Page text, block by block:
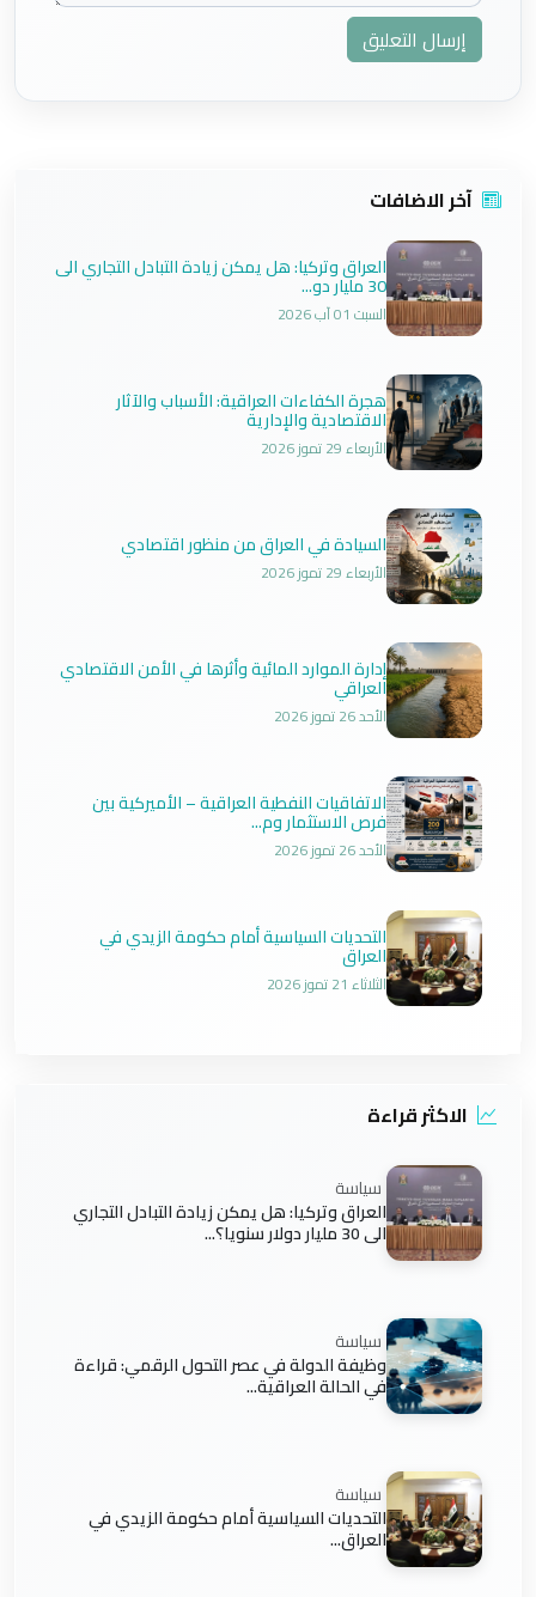
إرسال التعليق
آخر الاضافات
العراق وتركيا: هل يمكن زيادة التبادل التجاري الى
30 مليار دو...
السبت 01 آب 2026
هجرة الكفاءات العراقية: الأسباب والآثار
الاقتصادية والإدارية
الأربعاء 29 تموز 2026
السيادة في العراق من منظور اقتصادي
الأربعاء 29 تموز 2026
إدارة الموارد المائية وأثرها في الأمن الاقتصادي
العراقي
الأحد 26 تموز 2026
الاتفاقيات النفطية العراقية – الأميركية بين
فرص الاستثمار وم...
الأحد 26 تموز 2026
التحديات السياسية أمام حكومة الزيدي في
العراق
الثلاثاء 21 تموز 2026
الاكثر قراءة
سياسة
العراق وتركيا: هل يمكن زيادة التبادل التجاري
الى 30 مليار دولار سنويا؟...
سياسة
وظيفة الدولة في عصر التحول الرقمي: قراءة
في الحالة العراقية...
سياسة
التحديات السياسية أمام حكومة الزيدي في
العراق...